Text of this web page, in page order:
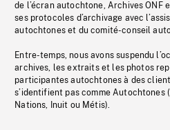
de l’écran autochtone, Archives ONF
ses protocoles d’archivage avec
autochtones et du comité-conseil
Entre-temps, nous avons suspendu
archives, les extraits et les photos
participantes autochtones à des
s’identifient pas comme Autochtones
Nations, Inuit ou Métis).